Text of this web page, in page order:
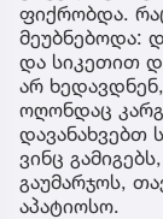
ფიქრობდა.
მეუბნებოდა:
და სიკეთით
არ
ოღონდაც
დავანახვებთ
ვინც
გაუმარჯოს,
აპატიოსო.